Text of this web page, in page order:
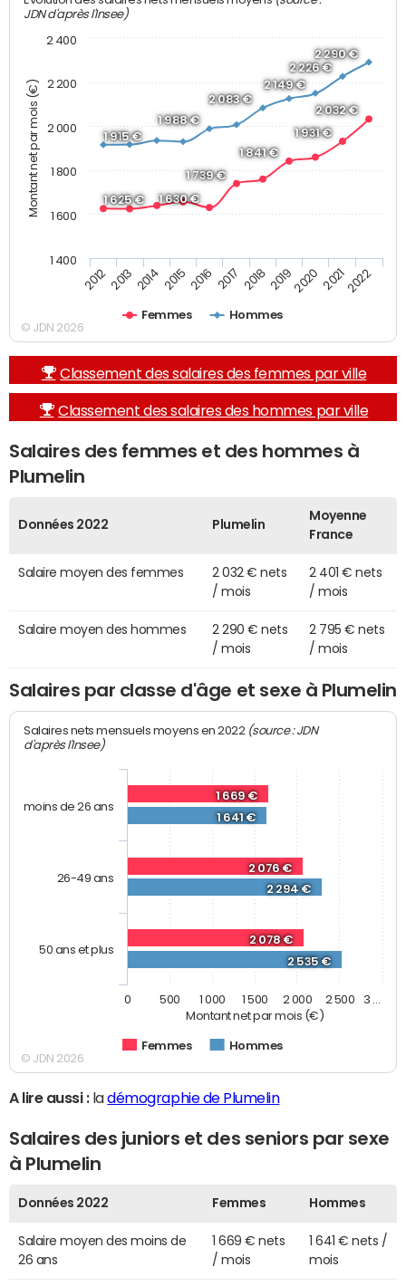
Montant net par mois (€)
JDN d'après l'Insee)
1 625 € 1 630 €
1 739 €
1 841 €
1 931 €
2 032 €
1 915 €
1 988 €
2 083 €
2 149 €
2 226 €
2 290 €
Femmes Hommes
2012 2013 2014 2015 2016 2017 2018 20192020 20212022
1 400
1 600
1 800
2 000
2 200
2 400
© JDN 2026
Classement des salaires des femmes par ville
Classement des salaires des hommes par ville
Salaires des femmes et des hommes à
Plumelin
Données 2022 Plumelin
Moyenne
France
Salaire moyen des femmes
2 032 € nets
/ mois
2 401 € nets
/ mois
Salaire moyen des hommes
2 290 € nets
/ mois
2 795 € nets
/ mois
Salaires par classe d'âge et sexe à Plumelin
Montant net par mois (€)
Salaires nets mensuels moyens en 2022 (source : JDN
d'après l'Insee)
1 669 €
2 076 €
2 078 €
1 641 €
2 294 €
2 535 €
Femmes Hommes
moins de 26 ans
26-49 ans
50 ans et plus
0 500 1 000 1 500 2 000 2 500 3 …
© JDN 2026
A lire aussi :ladémographie de Plumelin
Salaires des juniors et des seniors par sexe
à Plumelin
Données 2022 Femmes Hommes
Salaire moyen des moins de
26 ans
1 669 € nets
/ mois
1 641 € nets /
mois